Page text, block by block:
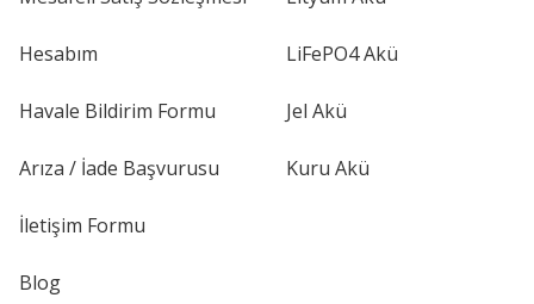
Hesabım
Havale Bildirim Formu
Arıza / İade Başvurusu
İletişim Formu
Blog
LiFePO4 Akü
Jel Akü
Kuru Akü